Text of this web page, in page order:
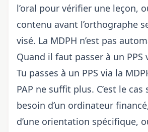
l’oral pour vérifier une leçon,
contenu avant l’orthographe
visé. La MDPH n’est pas
Quand il faut passer à un PPS
Tu passes à un PPS via la
PAP ne suffit plus. C’est le cas
besoin d’un ordinateur financé,
d’une orientation spécifique,